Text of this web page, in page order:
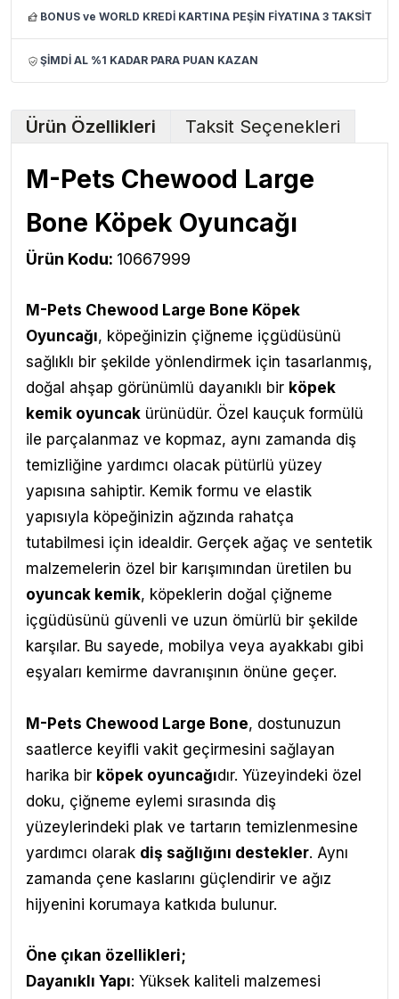
BONUS ve WORLD KREDİ KARTINA PEŞİN FİYATINA 3 TAKSİT
ŞİMDİ AL %1 KADAR PARA PUAN KAZAN
Ürün Özellikleri Taksit Seçenekleri
M-Pets Chewood Large
Bone Köpek Oyuncağı
Ürün Kodu: 10667999
M-Pets Chewood Large Bone Köpek
Oyuncağı, köpeğinizin çiğneme içgüdüsünü
sağlıklı bir şekilde yönlendirmek için tasarlanmış,
doğal ahşap görünümlü dayanıklı bir köpek
kemik oyuncak ürünüdür. Özel kauçuk formülü
ile parçalanmaz ve kopmaz, aynı zamanda diş
temizliğine yardımcı olacak pütürlü yüzey
yapısına sahiptir. Kemik formu ve elastik
yapısıyla köpeğinizin ağzında rahatça
tutabilmesi için idealdir. Gerçek ağaç ve sentetik
malzemelerin özel bir karışımından üretilen bu
oyuncak kemik, köpeklerin doğal çiğneme
içgüdüsünü güvenli ve uzun ömürlü bir şekilde
karşılar. Bu sayede, mobilya veya ayakkabı gibi
eşyaları kemirme davranışının önüne geçer.
M-Pets Chewood Large Bone, dostunuzun
saatlerce keyifli vakit geçirmesini sağlayan
harika bir köpek oyuncağıdır. Yüzeyindeki özel
doku, çiğneme eylemi sırasında diş
yüzeylerindeki plak ve tartarın temizlenmesine
yardımcı olarak diş sağlığını destekler. Aynı
zamanda çene kaslarını güçlendirir ve ağız
hijyenini korumaya katkıda bulunur.
Öne çıkan özellikleri;
Dayanıklı Yapı: Yüksek kaliteli malzemesi